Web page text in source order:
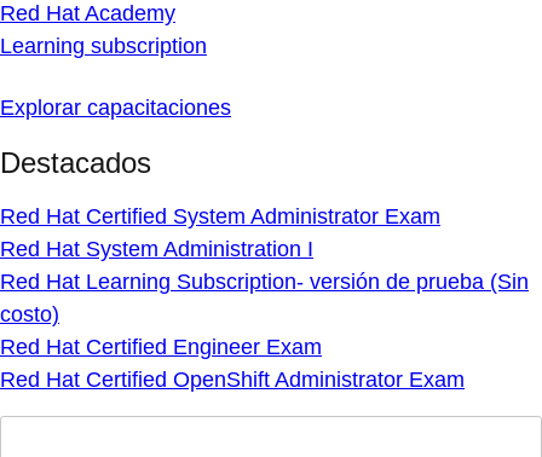
Red Hat Academy
Learning subscription
Explorar capacitaciones
Destacados
Red Hat Certified System Administrator Exam
Red Hat System Administration I
Red Hat Learning Subscription- versión de prueba (Sin
costo)
Red Hat Certified Engineer Exam
Red Hat Certified OpenShift Administrator Exam